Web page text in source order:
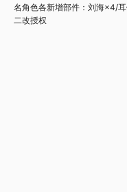
名角色各新增部件：刘海×4/
二改授权